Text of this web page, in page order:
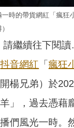
時的帶貨網紅「瘋狂
請繼續往下閱
抖音網紅 「瘋狂
開楊兄弟）於
羊」，過去憑藉
們風光一時。